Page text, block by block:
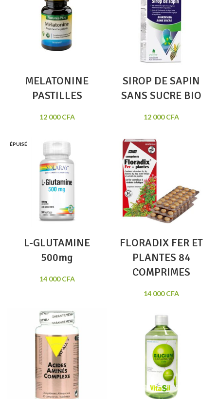
MELATONINE
PASTILLES
12 000CFA
SIROP DE SAPIN
SANS SUCRE BIO
12 000CFA
ÉPUISÉ
L-GLUTAMINE
500mg
14 000CFA
FLORADIX FER ET
PLANTES 84
COMPRIMES
14 000CFA